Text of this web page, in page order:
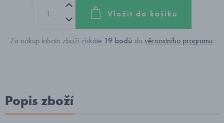
Vložit do košíku
Za nákup tohoto zboží získáte 19bodů dověrnostního programu.
Popis zboží